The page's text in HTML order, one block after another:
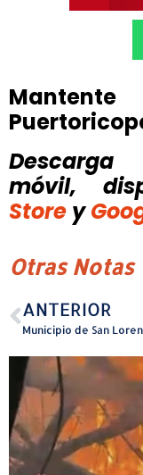
móvil,
Store y
Otras Notas
ANTERIOR